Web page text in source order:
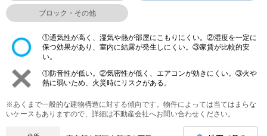
ブロック・その他
①通気性が高く、湿気や熱が部屋にこもりにくい。②湿度を一定に
保つ効果があり、室内に結露が発生しにくい。③家賃が比較的安
い。
①防音性が低い。②気密性が低く、エアコンが効きにくい。③火や
熱に弱いため、火災時にリスクがある。
※あくまで一般的な建物構造に対する傾向です。物件によっては当てはまらな
いケースもありますので、詳細は不動産会社へお問い合わせください。